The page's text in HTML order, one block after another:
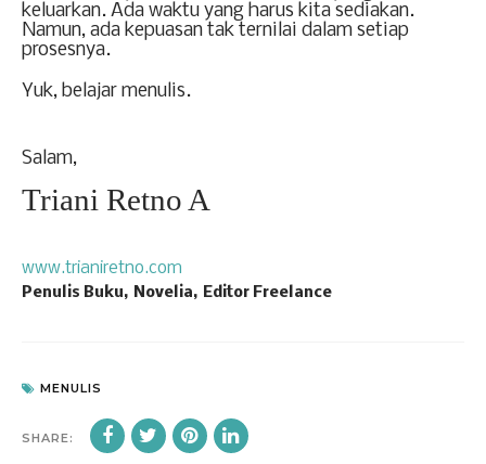
keluarkan. Ada waktu yang harus kita sediakan.
Namun, ada kepuasan tak ternilai dalam setiap
prosesnya.
Yuk, belajar menulis.
Salam,
Triani Retno A
www.trianiretno.com
Penulis Buku, Novelia, Editor Freelance
MENULIS
SHARE: